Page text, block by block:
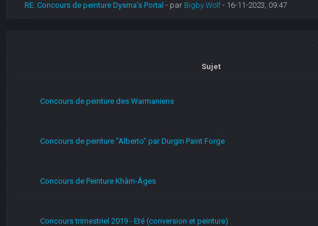
RE: Concours de peinture Dysma's Portal - par Bigby Wolf- 16-11-2023, 09:47
Sujet
Concours de peinture des Warmaniens
Concours de peinture "Alberto" par Durgin Paint Forge
Concours de Peinture Khârn-Âges
Concours trimestriel 2019 - Eté (conversion et peinture)